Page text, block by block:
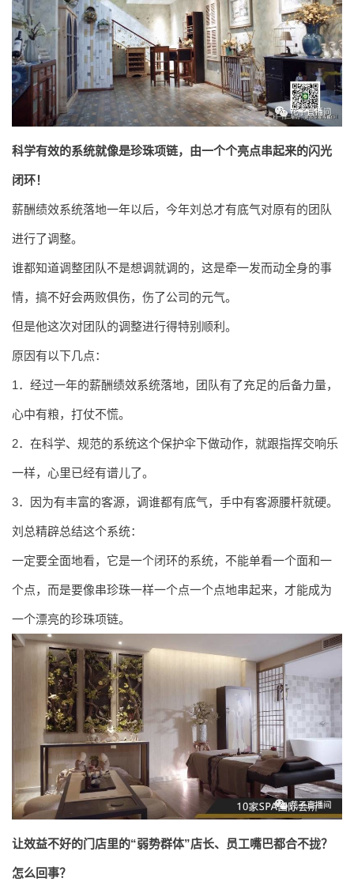
科学有效的系统就像是珍珠项链，由一个个亮点串起来的闪光
闭环！
薪酬绩效系统落地一年以后，今年刘总才有底气对原有的团队
进行了调整。
谁都知道调整团队不是想调就调的，这是牵一发而动全身的事
情，搞不好会两败俱伤，伤了公司的元气。
但是他这次对团队的调整进行得特别顺利。
原因有以下几点：
1．经过一年的薪酬绩效系统落地，团队有了充足的后备力量，
心中有粮，打仗不慌。
2．在科学、规范的系统这个保护伞下做动作，就跟指挥交响乐
一样，心里已经有谱儿了。
3．因为有丰富的客源，调谁都有底气，手中有客源腰杆就硬。
刘总精辟总结这个系统：
一定要全面地看，它是一个闭环的系统，不能单看一个面和一
个点，而是要像串珍珠一样一个点一个点地串起来，才能成为
一个漂亮的珍珠项链。
让效益不好的门店里的“弱势群体”店长、员工嘴巴都合不拢？
怎么回事？